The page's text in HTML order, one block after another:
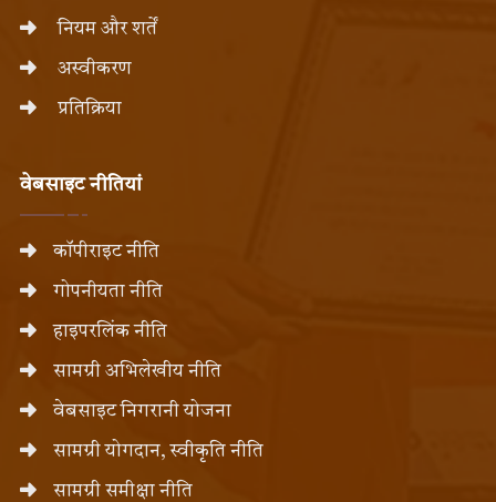
नियम और शर्तें
अस्वीकरण
प्रतिक्रिया
वेबसाइट नीतियां
कॉपीराइट नीति
गोपनीयता नीति
हाइपरलिंक नीति
सामग्री अभिलेखीय नीति
वेबसाइट निगरानी योजना
सामग्री योगदान, स्वीकृति नीति
सामग्री समीक्षा नीति